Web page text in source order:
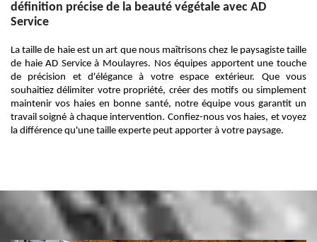
définition précise de la beauté végétale avec AD
Service
La taille de haie est un art que nous maîtrisons chez le paysagiste taille
de haie AD Service à Moulayres. Nos équipes apportent une touche
de précision et d'élégance à votre espace extérieur. Que vous
souhaitiez délimiter votre propriété, créer des motifs ou simplement
maintenir vos haies en bonne santé, notre équipe vous garantit un
travail soigné à chaque intervention. Confiez-nous vos haies, et voyez
la différence qu'une taille experte peut apporter à votre paysage.